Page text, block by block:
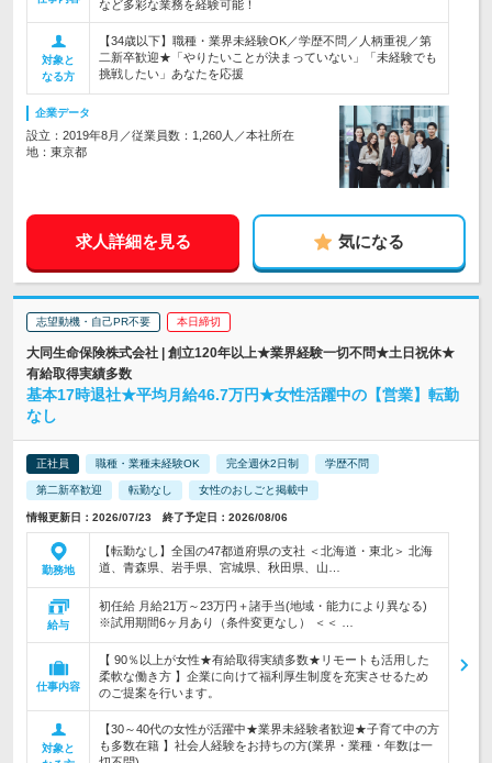
など多彩な業務を経験可能！
対象と
なる方
【34歳以下】職種・業界未経験OK／学歴不問／人柄重視／第
二新卒歓迎★「やりたいことが決まっていない」「未経験でも
挑戦したい」あなたを応援
企業データ
設立：2019年8月／従業員数：1,260人／本社所在
地：東京都
求人詳細を見る 気になる
志望動機・自己PR不要 本日締切
大同生命保険株式会社 | 創立120年以上★業界経験一切不問★土日祝休★
有給取得実績多数
基本17時退社★平均月給46.7万円★女性活躍中の【営業】転勤
なし
正社員 職種・業種未経験OK 完全週休2日制 学歴不問
第二新卒歓迎 転勤なし 女性のおしごと掲載中
情報更新日：2026/07/23 終了予定日：2026/08/06
勤務地
【転勤なし】全国の47都道府県の支社 ＜北海道・東北＞ 北海
道、青森県、岩手県、宮城県、秋田県、山…
給与
初任給 月給21万～23万円＋諸手当(地域・能力により異なる)
※試用期間6ヶ月あり（条件変更なし） ＜＜ …
仕事内容
【 90％以上が女性★有給取得実績多数★リモートも活用した
柔軟な働き方 】企業に向けて福利厚生制度を充実させるため
のご提案を行います。
対象と
【30～40代の女性が活躍中★業界未経験者歓迎★子育て中の方
も多数在籍 】社会人経験をお持ちの方(業界・業種・年数は一